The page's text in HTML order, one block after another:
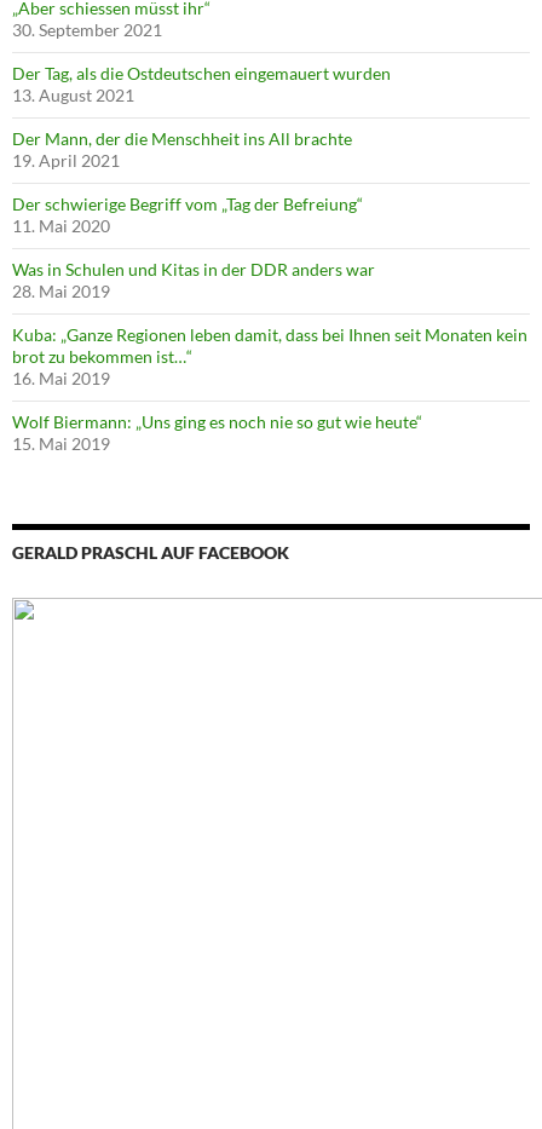
„Aber schiessen müsst ihr“
30. September 2021
Der Tag, als die Ostdeutschen eingemauert wurden
13. August 2021
Der Mann, der die Menschheit ins All brachte
19. April 2021
Der schwierige Begriff vom „Tag der Befreiung“
11. Mai 2020
Was in Schulen und Kitas in der DDR anders war
28. Mai 2019
Kuba: „Ganze Regionen leben damit, dass bei Ihnen seit Monaten kein
brot zu bekommen ist…“
16. Mai 2019
Wolf Biermann: „Uns ging es noch nie so gut wie heute“
15. Mai 2019
GERALD PRASCHL AUF FACEBOOK